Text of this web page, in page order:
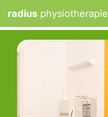
radius physiotherapie